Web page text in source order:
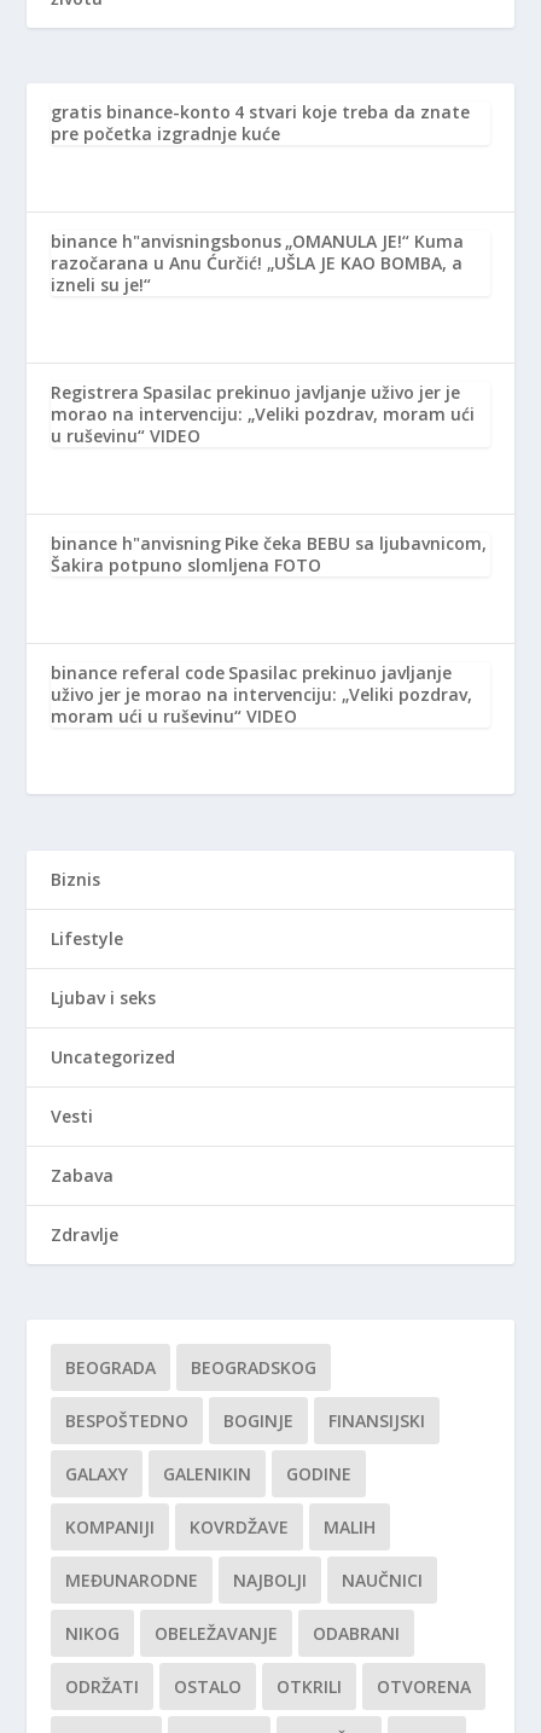
gratis binance-konto 4 stvari koje treba da znate
pre početka izgradnje kuće
binance h"anvisningsbonus „OMANULA JE!“ Kuma
razočarana u Anu Ćurčić! „UŠLA JE KAO BOMBA, a
izneli su je!“
Registrera Spasilac prekinuo javljanje uživo jer je
morao na intervenciju: „Veliki pozdrav, moram ući
u ruševinu“ VIDEO
binance h"anvisning Pike čeka BEBU sa ljubavnicom,
Šakira potpuno slomljena FOTO
binance referal code Spasilac prekinuo javljanje
uživo jer je morao na intervenciju: „Veliki pozdrav,
moram ući u ruševinu“ VIDEO
Biznis
Lifestyle
Ljubav i seks
Uncategorized
Vesti
Zabava
Zdravlje
BEOGRADA BEOGRADSKOG
BESPOŠTEDNO BOGINJE FINANSIJSKI
GALAXY GALENIKIN GODINE
KOMPANIJI KOVRDŽAVE MALIH
MEĐUNARODNE NAJBOLJI NAUČNICI
NIKOG OBELEŽAVANJE ODABRANI
ODRŽATI OSTALO OTKRILI OTVORENA